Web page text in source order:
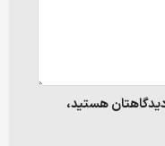
هستید،